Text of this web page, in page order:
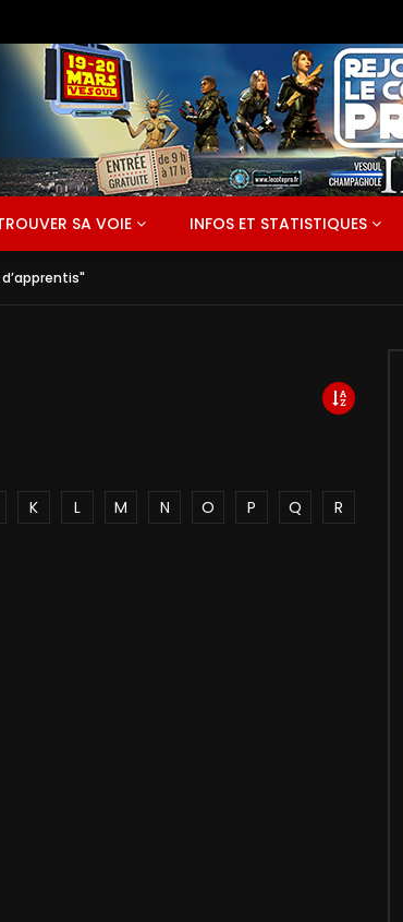
SA VOIE INFOS ET STATISTIQUES
K L M N O P Q
R